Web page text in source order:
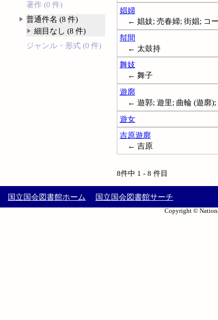
著作 (0 件)
普通件名 (8 件)
細目なし (8 件)
ジャンル・形式 (0 件)
娼婦
← 娼妓; 売春婦; 街娼; コ
幇間
← 太鼓持
舞妓
← 舞子
遊廓
← 遊郭; 遊里; 曲輪 (遊廓);
遊女
吉原遊廓
← 吉原
8件中 1 - 8 件目
国立国会図書館ホーム 国立国会図書館サーチ
Copyright ©